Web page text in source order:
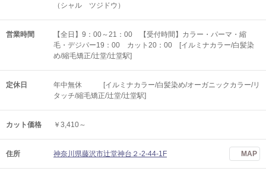
（シャル ツジドウ）
営業時間
【全日】9：00～21：00 【受付時間】カラー・パーマ・縮
毛・デジパー19：00 カット20：00 [イルミナカラー/白髪染
め/縮毛矯正/辻堂/辻堂駅]
定休日
年中無休 [イルミナカラー/白髪染め/オーガニックカラー/リ
タッチ/縮毛矯正/辻堂/辻堂駅]
カット価格 ￥3,410～
住所 神奈川県藤沢市辻堂神台２-2-44-1F MAP